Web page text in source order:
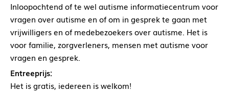
Inloopochtend of te wel autisme informatiecentrum voor
vragen over autisme en of om in gesprek te gaan met
vrijwilligers en of medebezoekers over autisme. Het is
voor familie, zorgverleners, mensen met autisme voor
vragen en gesprek.
Entreeprijs:
Het is gratis, iedereen is welkom!